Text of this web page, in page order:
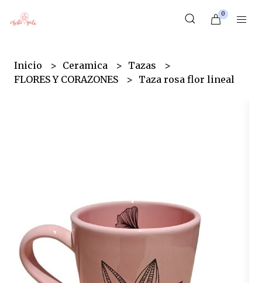
0
Inicio Ceramica
Tazas
FLORES Y CORAZONES
Taza rosa flor lineal